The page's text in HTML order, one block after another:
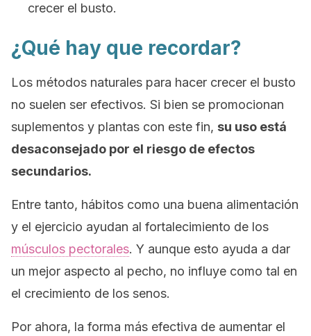
crecer el busto.
¿Qué hay que recordar?
Los métodos naturales para hacer crecer el busto
no suelen ser efectivos. Si bien se promocionan
suplementos y plantas con este fin, su uso está
desaconsejado por el riesgo de efectos
secundarios.
Entre tanto, hábitos como una buena alimentación
y el ejercicio ayudan al fortalecimiento de los
músculos pectorales. Y aunque esto ayuda a dar
un mejor aspecto al pecho, no influye como tal en
el crecimiento de los senos.
Por ahora, la forma más efectiva de aumentar el